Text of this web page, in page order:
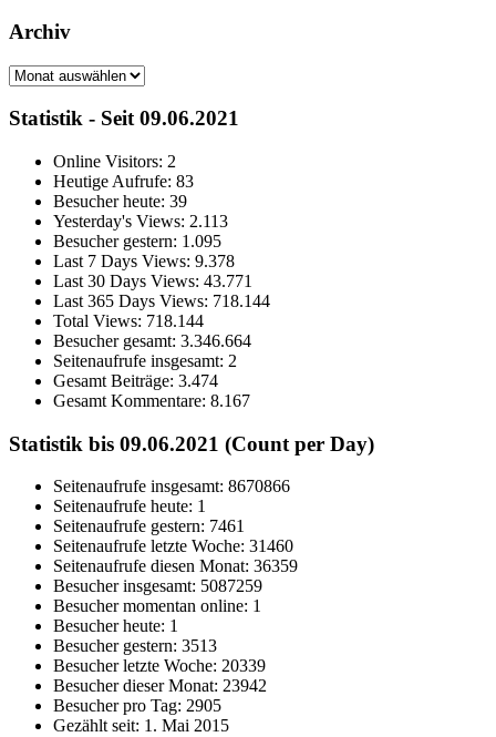
Archiv
Archiv
Statistik - Seit 09.06.2021
Online Visitors: 2
Heutige Aufrufe: 83
Besucher heute: 39
Yesterday's Views: 2.113
Besucher gestern: 1.095
Last 7 Days Views: 9.378
Last 30 Days Views: 43.771
Last 365 Days Views: 718.144
Total Views: 718.144
Besucher gesamt: 3.346.664
Seitenaufrufe insgesamt: 2
Gesamt Beiträge: 3.474
Gesamt Kommentare: 8.167
Statistik bis 09.06.2021 (Count per Day)
Seitenaufrufe insgesamt: 8670866
Seitenaufrufe heute: 1
Seitenaufrufe gestern: 7461
Seitenaufrufe letzte Woche: 31460
Seitenaufrufe diesen Monat: 36359
Besucher insgesamt: 5087259
Besucher momentan online: 1
Besucher heute: 1
Besucher gestern: 3513
Besucher letzte Woche: 20339
Besucher dieser Monat: 23942
Besucher pro Tag: 2905
Gezählt seit: 1. Mai 2015